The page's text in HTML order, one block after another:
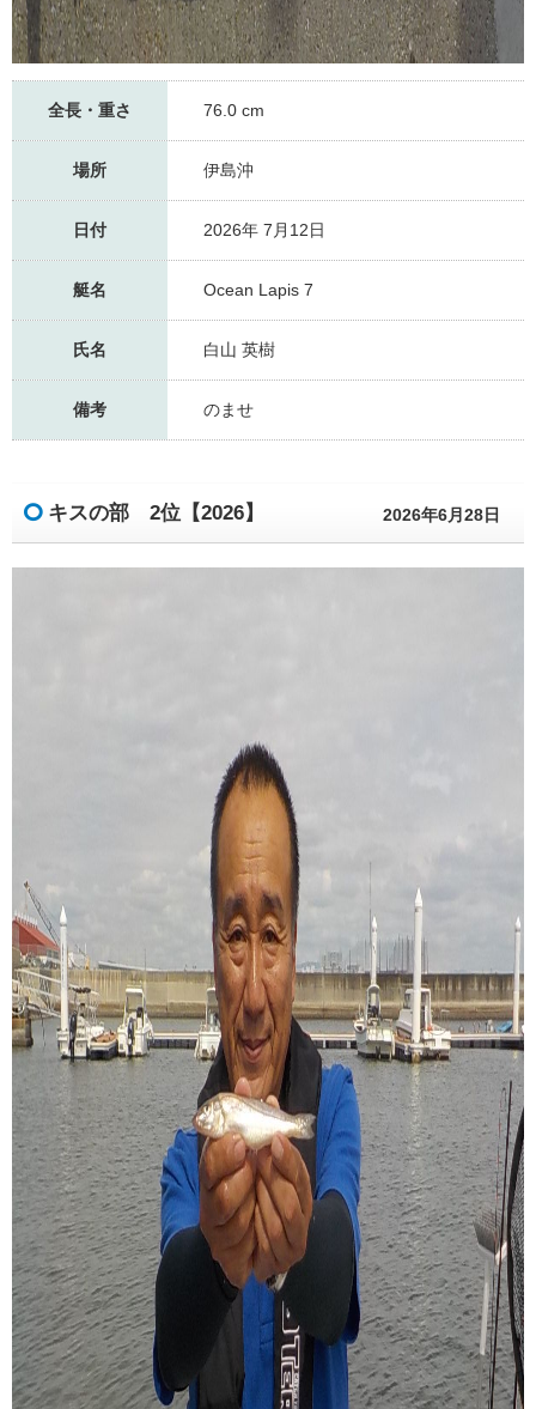
全長・重さ 76.0 cm
場所 伊島沖
日付 2026年 7月12日
艇名 Ocean Lapis 7
氏名 白山 英樹
備考 のませ
キスの部 2位【2026】 2026年6月28日